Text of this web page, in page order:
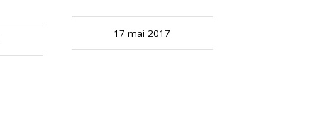
17 mai 2017